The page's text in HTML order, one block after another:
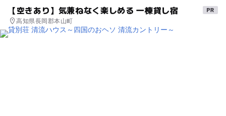
【空きあり】気兼ねなく楽しめる 一棟貸し宿
高知県長岡郡本山町